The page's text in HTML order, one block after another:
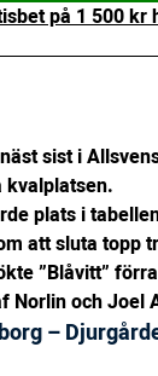
på 1 500 kr
sist i
kvalplatsen.
plats i
att sluta topp
”Blåvitt”
Norlin och Joel
–